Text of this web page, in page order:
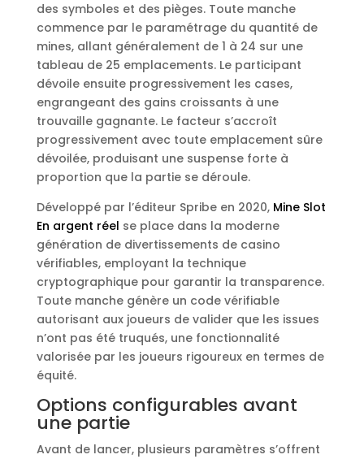
des symboles et des pièges. Toute manche
commence par le paramétrage du quantité de
mines, allant généralement de 1 à 24 sur une
tableau de 25 emplacements. Le participant
dévoile ensuite progressivement les cases,
engrangeant des gains croissants à une
trouvaille gagnante. Le facteur s’accroît
progressivement avec toute emplacement sûre
dévoilée, produisant une suspense forte à
proportion que la partie se déroule.
Développé par l’éditeur Spribe en 2020, Mine Slot
En argent réel se place dans la moderne
génération de divertissements de casino
vérifiables, employant la technique
cryptographique pour garantir la transparence.
Toute manche génère un code vérifiable
autorisant aux joueurs de valider que les issues
n’ont pas été truqués, une fonctionnalité
valorisée par les joueurs rigoureux en termes de
équité.
Options configurables avant
une partie
Avant de lancer, plusieurs paramètres s’offrent